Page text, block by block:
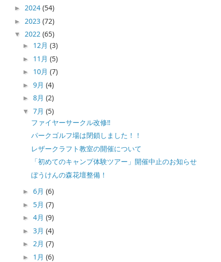
►2024(54)
► 2023(72)
▼2022(65)
► 12月(3)
► 11月(5)
► 10月(7)
►9月(4)
►8月(2)
▼7月(5)
ファイヤーサークル改修‼️
パークゴルフ場は閉鎖しました！！
レザークラフト教室の開催について
「初めてのキャンプ体験ツアー」開催中止のお知らせ
ぼうけんの森花壇整備！
►6月(6)
► 5月(7)
►4月(9)
►3月(4)
►2月(7)
► 1月(6)